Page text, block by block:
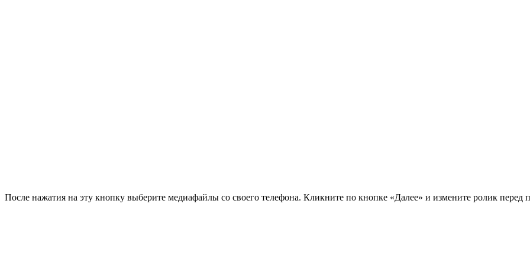
После нажатия на эту кнопку выберите медиафайлы со своего телефона. Кликните по кнопке «Далее» и измените ролик перед